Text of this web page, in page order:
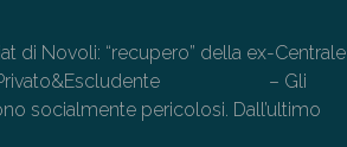
“recupero” della ex-Centrale
Privato&Escludente – Gli
socialmente pericolosi. Dall’ultimo